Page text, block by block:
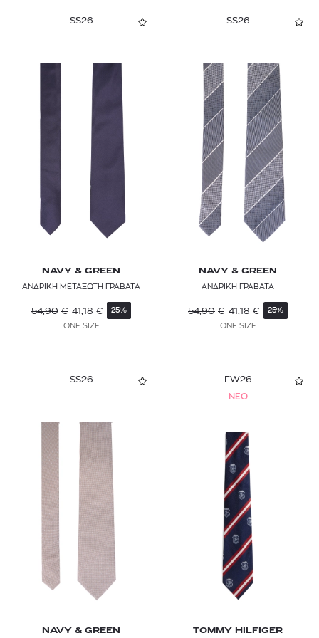
SS26
NAVY & GREEN
ΑΝΔΡΙΚΗ ΜΕΤΑΞΩΤΗ ΓΡΑΒΑΤΑ
54,90 € 41,18 € 25%
ONE SIZE
SS26
NAVY & GREEN
ΑΝΔΡΙΚΗ ΓΡΑΒΑΤΑ
54,90 € 41,18 € 25%
ONE SIZE
SS26
NAVY & GREEN
FW26
NEO
TOMMY HILFIGER